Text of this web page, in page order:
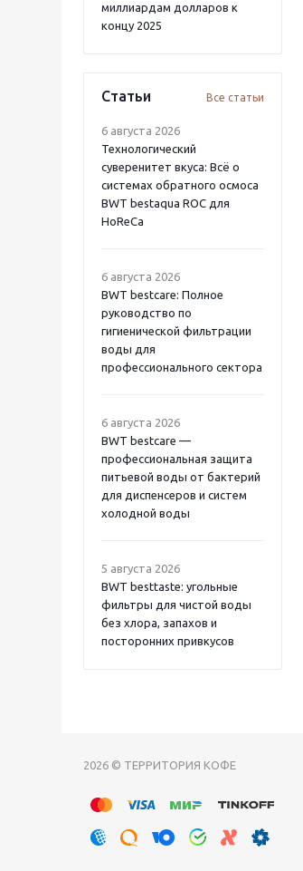
миллиардам долларов к
концу 2025
Статьи Все статьи
6 августа 2026
Технологический
суверенитет вкуса: Всё о
системах обратного осмоса
BWT bestaqua ROC для
HoReCa
6 августа 2026
BWT bestcare: Полное
руководство по
гигиенической фильтрации
воды для
профессионального сектора
6 августа 2026
BWT bestcare —
профессиональная защита
питьевой воды от бактерий
для диспенсеров и систем
холодной воды
5 августа 2026
BWT besttaste: угольные
фильтры для чистой воды
без хлора, запахов и
посторонних привкусов
2026 © ТЕРРИТОРИЯ КОФЕ